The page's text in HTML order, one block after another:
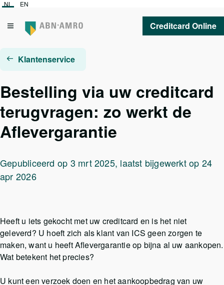
NL EN
Creditcard Online
Klantenservice
Bestelling via uw creditcard
terugvragen: zo werkt de
Aflevergarantie
Gepubliceerd op 3 mrt 2025, laatst bijgewerkt op 24
apr 2026
Heeft u iets gekocht met uw creditcard en is het niet
geleverd? U hoeft zich als klant van ICS geen zorgen te
maken, want u heeft Aflevergarantie op bijna al uw aankopen.
Wat betekent het precies?
U kunt een verzoek doen en het aankoopbedrag van uw